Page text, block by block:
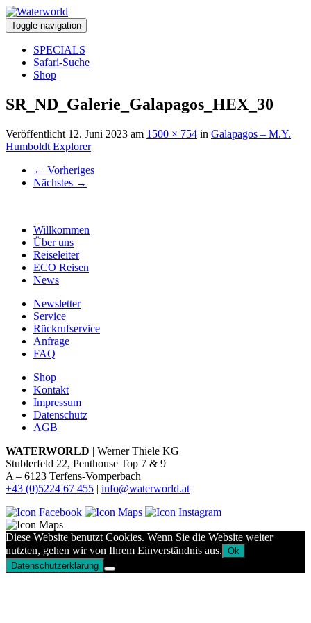
Toggle navigation
SPECIALS
Safari-Suche
Shop
SR_ND_Galerie_Galapagos_HEX_30
Veröffentlicht 12. Juni 2023 am 1500 × 754 in Galapagos – M.Y.
Humboldt Explorer
← Vorheriges
Nächstes →
Willkommen
Über uns
Reiseleiter
ECO Reisen
News
Newsletter
Service
Rückrufservice
Anfrage
FAQ
Shop
Kontakt
Impressum
Datenschutz
AGB
WATERWORLD | Werner Thiele KG
Stublerfeld 22, Penthouse Top 7 & 9
A – 6123 Terfens-Vomperbach
+43 (0)5224 67 455 | info@waterworld.at
Diese Website benutzt Cookies. Wenn Sie die Website weiter
nutzten, gehen wir von Ihrem Einverständnis aus. Ok
Datenschutzerklärung